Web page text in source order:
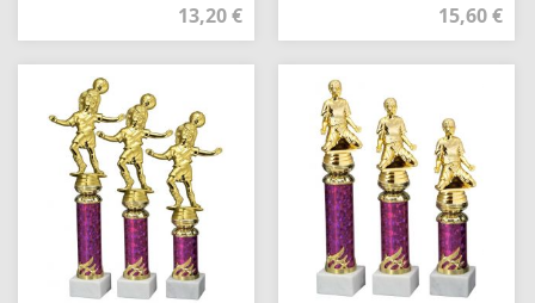
13,20 €
15,60 €